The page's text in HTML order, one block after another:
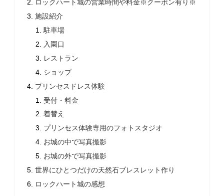
ロックハート城の営業時間や料金※クーポン有り※
施設紹介
駐車場
入園口
レストラン
ショップ
プリンセスドレス体験
受付・料金
着替え
プリンセス体験専用のフォトスタジオ
お城の中で写真撮影
お城の外で写真撮影
世界にひとつだけの天然石ブレスレット作り
ロックハート城の感想